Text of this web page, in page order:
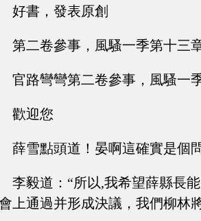
好書，發表原創
第二卷參事，風騷一季第十三
官路彎彎第二卷參事，風騷一
歡迎您
薛雪點頭道！晏啊這確實是個
李毅道：“所以,我希望薛縣長
上通過并形成決議，我們柳林